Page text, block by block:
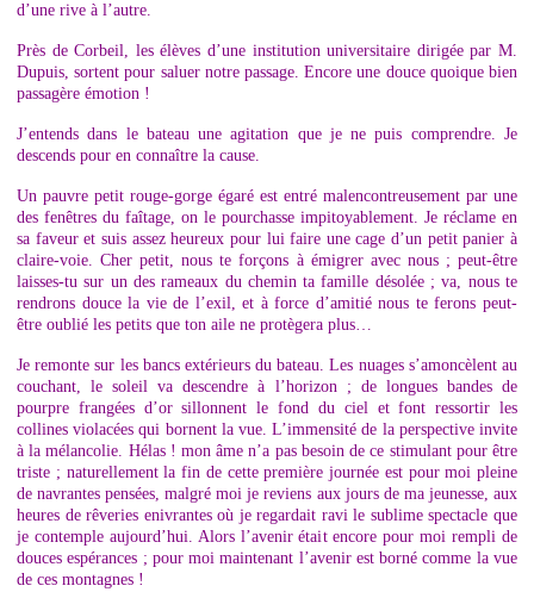
d’une rive à l’autre.
Près de Corbeil, les élèves d’une institution universitaire dirigée par M.
Dupuis, sortent pour saluer notre passage. Encore une douce quoique bien
passagère émotion !
J’entends dans le bateau une agitation que je ne puis comprendre. Je
descends pour en connaître la cause.
Un pauvre petit rouge-gorge égaré est entré malencontreusement par une
des fenêtres du faîtage, on le pourchasse impitoyablement. Je réclame en
sa faveur et suis assez heureux pour lui faire une cage d’un petit panier à
claire-voie. Cher petit, nous te forçons à émigrer avec nous ; peut-être
laisses-tu sur un des rameaux du chemin ta famille désolée ; va, nous te
rendrons douce la vie de l’exil, et à force d’amitié nous te ferons peut-
être oublié les petits que ton aile ne protègera plus…
Je remonte sur les bancs extérieurs du bateau. Les nuages s’amoncèlent au
couchant, le soleil va descendre à l’horizon ; de longues bandes de
pourpre frangées d’or sillonnent le fond du ciel et font ressortir les
collines violacées qui bornent la vue. L’immensité de la perspective invite
à la mélancolie. Hélas ! mon âme n’a pas besoin de ce stimulant pour être
triste ; naturellement la fin de cette première journée est pour moi pleine
de navrantes pensées, malgré moi je reviens aux jours de ma jeunesse, aux
heures de rêveries enivrantes où je regardait ravi le sublime spectacle que
je contemple aujourd’hui. Alors l’avenir était encore pour moi rempli de
douces espérances ; pour moi maintenant l’avenir est borné comme la vue
de ces montagnes !